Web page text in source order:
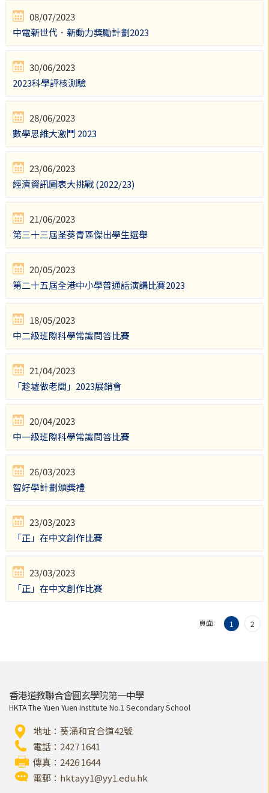
08/07/2023
中電新世代．新動力獎勵計劃2023
30/06/2023
2023科學評核測驗
28/06/2023
數學思維大激鬥 2023
23/06/2023
經濟資訊圖表大挑戰 (2022/23)
21/06/2023
第三十三屆荃葵青區傑出學生選舉
20/05/2023
第二十五屆全港中小學普通話演講比賽2023
18/05/2023
中二級班際科學常識問答比賽
21/04/2023
「趁墟做老闆」2023展銷會
20/04/2023
中一級班際科學常識問答比賽
26/03/2023
智好學計劃頒獎禮
23/03/2023
「正」在中文創作比賽
23/03/2023
「正」在中文創作比賽
頁面: 1 2
香港道教聯合會圓玄學院第一中學
HKTA The Yuen Yuen Institute No.1 Secondary School
地址：葵涌和宜合道42號
電話：2427 1641
傳真：2426 1644
電郵： hktayy1@yy1.edu.hk